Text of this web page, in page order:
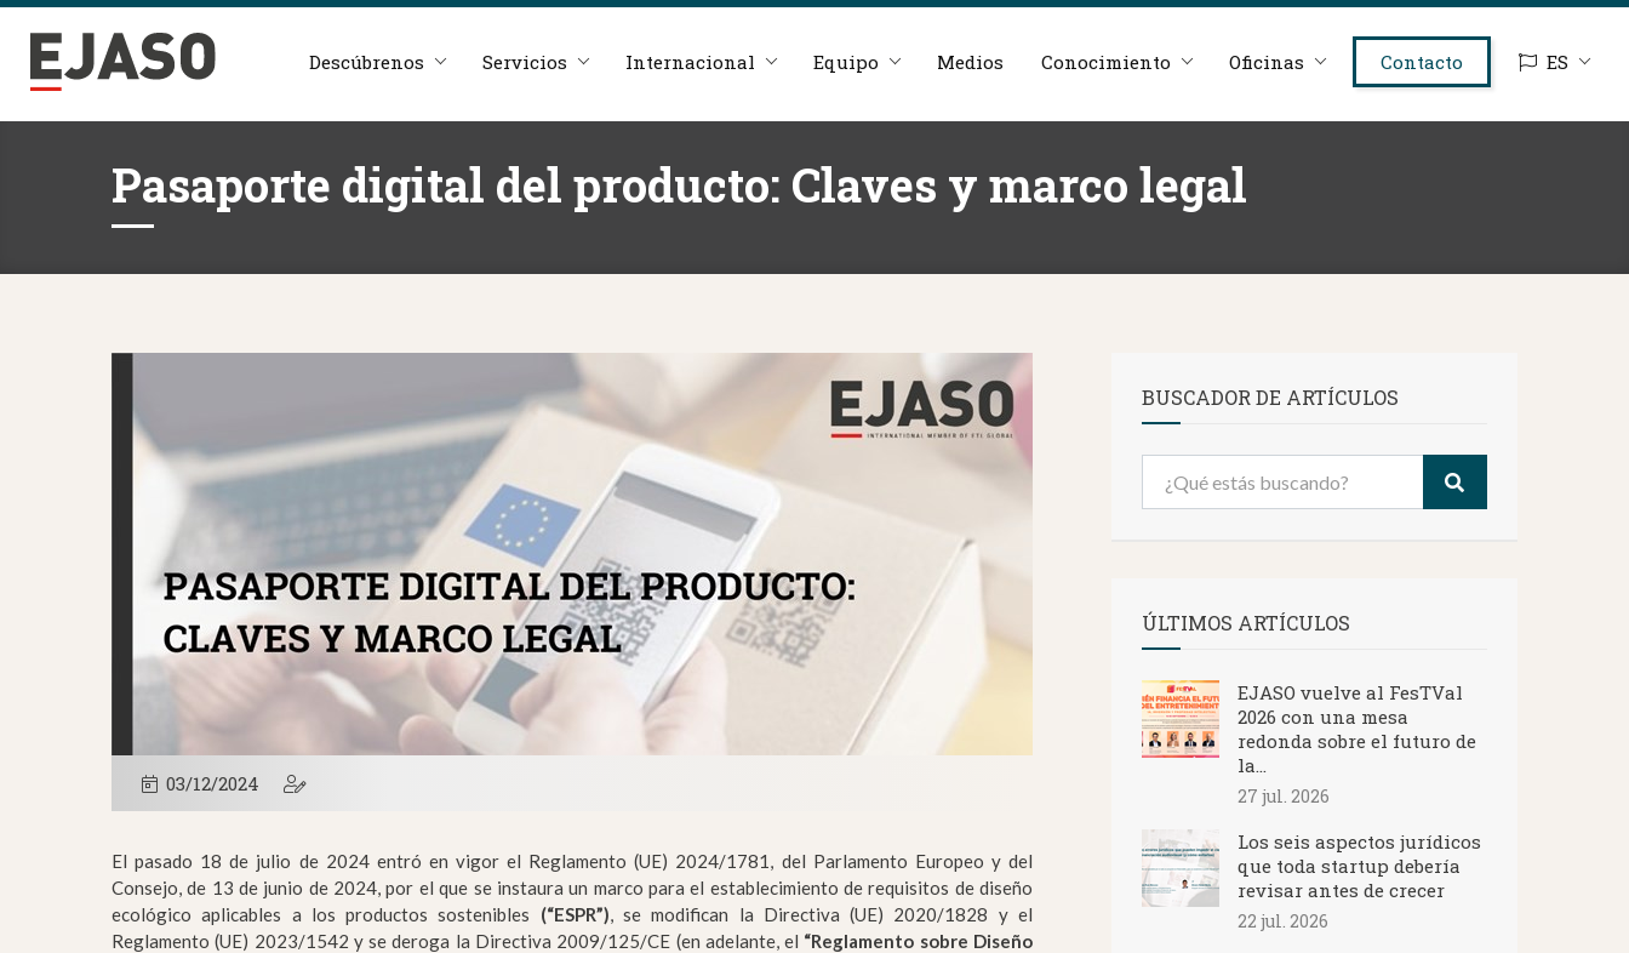
Descúbrenos Servicios Internacional Equipo Medios Conocimiento Oficinas Contacto ES
Pasaporte digital del producto: Claves y marco legal
03/12/2024
El pasado 18 de julio de 2024 entró en vigor el Reglamento (UE) 2024/1781, del Parlamento Europeo y del
Consejo, de 13 de junio de 2024, por el que se instaura un marco para el establecimiento de requisitos de diseño
ecológico aplicables a los productos sostenibles (“ESPR”), se modifican la Directiva (UE) 2020/1828 y el
Reglamento (UE) 2023/1542 y se deroga la Directiva 2009/125/CE (en adelante, el “Reglamento sobre Diseño
BUSCADOR DE ARTÍCULOS
ÚLTIMOS ARTÍCULOS
EJASO vuelve al FesTVal
2026 con una mesa
redonda sobre el futuro de
la...
27 jul. 2026
Los seis aspectos jurídicos
que toda startup debería
revisar antes de crecer
22 jul. 2026